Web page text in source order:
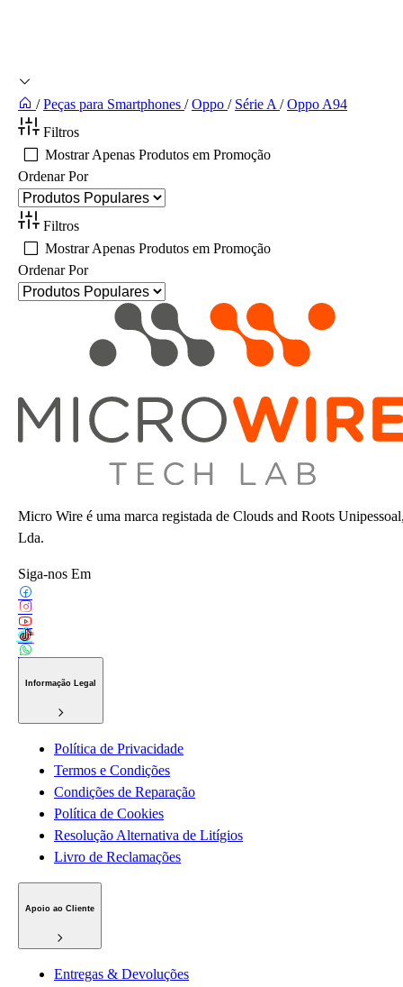
/ Peças para Smartphones / Oppo / Série A/ Oppo A94
Filtros
Mostrar Apenas Produtos em Promoção
Ordenar Por
Filtros
Mostrar Apenas Produtos em Promoção
Ordenar Por
Micro Wire é uma marca registada de Clouds and Roots
Lda.
Siga-nos Em
Informação Legal
Política de Privacidade
Termos e Condições
Condições de Reparação
Política de Cookies
Resolução Alternativa de Litígios
Livro de Reclamações
Apoio ao Cliente
Entregas & Devoluções